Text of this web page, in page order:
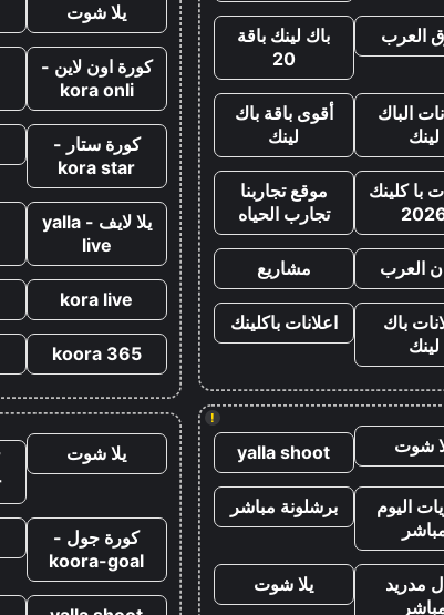
العرب
باك لينك باقة
20
الباك
لينك
أقوى باقة باك
لينك
با كلينك
موقع تجاربنا
تجارب الحياه
العرب مشاريع
باك
لينك
اعلانات باكلينك
!
شوت yalla shoot
اليوم
برشلونة مباشر
مدريد
يلا شوت
يلا شوت
كورة اون لاين -
kora onli
كورة ستار -
kora star
يلا لايف - yalla
live
kora live
koora 365
يلا شوت
كورة جول -
koora-goal